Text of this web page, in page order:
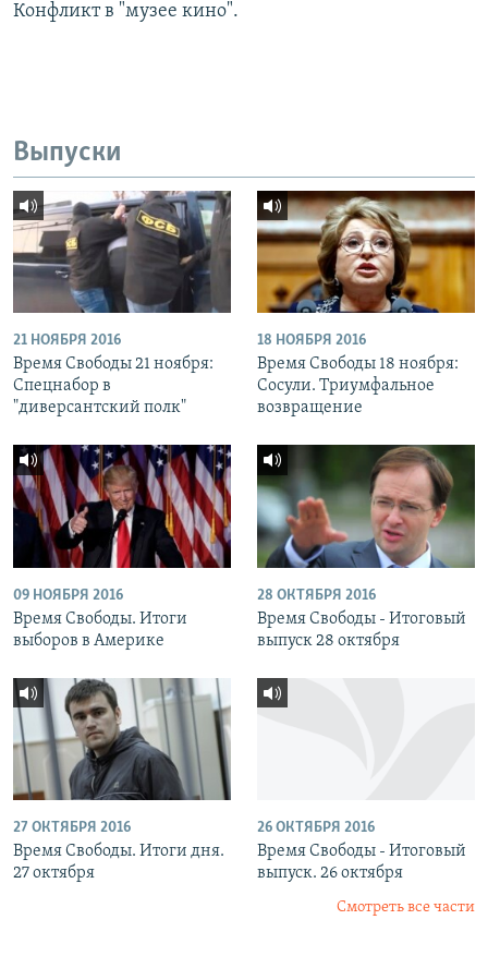
Конфликт в "музее кино".
Выпуски
21 НОЯБРЯ 2016
Время Свободы 21 ноября:
Спецнабор в
"диверсантский полк"
18 НОЯБРЯ 2016
Время Свободы 18 ноября:
Сосули. Триумфальное
возвращение
09 НОЯБРЯ 2016
Время Свободы. Итоги
выборов в Америке
28 ОКТЯБРЯ 2016
Время Свободы - Итоговый
выпуск 28 октября
27 ОКТЯБРЯ 2016
Время Свободы. Итоги дня.
27 октября
26 ОКТЯБРЯ 2016
Время Свободы - Итоговый
выпуск. 26 октября
Смотреть все части